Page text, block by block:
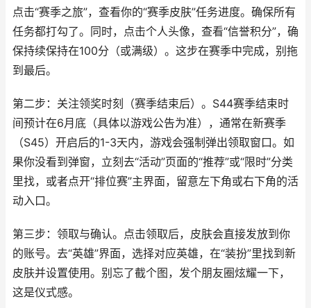
点击“赛季之旅”，查看你的“赛季皮肤”任务进度。确保所有
任务都打勾了。同时，点击个人头像，查看“信誉积分”，确
保持续保持在100分（或满级）。这步在赛季中完成，别拖
到最后。
第二步：关注领奖时刻（赛季结束后）。S44赛季结束时
间预计在6月底（具体以游戏公告为准），通常在新赛季
（S45）开启后的1-3天内，游戏会强制弹出领取窗口。如
果你没看到弹窗，立刻去“活动”页面的“推荐”或“限时”分类
里找，或者点开“排位赛”主界面，留意左下角或右下角的活
动入口。
第三步：领取与确认。点击领取后，皮肤会直接发放到你
的账号。去“英雄”界面，选择对应英雄，在“装扮”里找到新
皮肤并设置使用。别忘了截个图，发个朋友圈炫耀一下，
这是仪式感。